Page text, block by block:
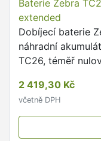
Baterie Zebra
extended
Dobíjecí baterie
náhradní
TC26, téměř
hmotnost …
2 419,30 Kč
včetně DPH